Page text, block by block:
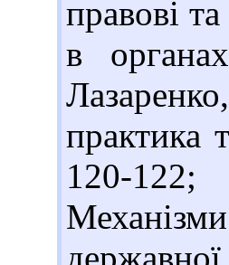
правові
в
120-
Механізми